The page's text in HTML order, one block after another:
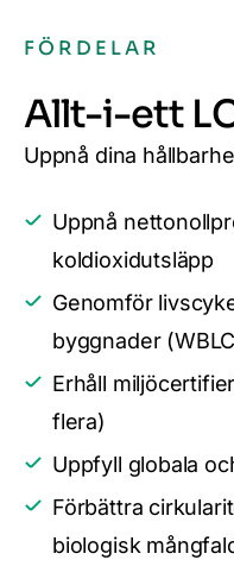
FÖRDELAR
Allt-i-ett
Uppnå dina
Uppnå
koldioxidutsläpp
Genomför
byggnader
Erhåll
flera)
Uppfyll globala
Förbättra
biologisk